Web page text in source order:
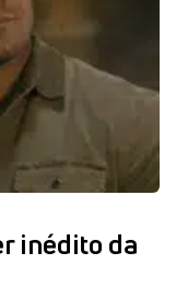
inédito da